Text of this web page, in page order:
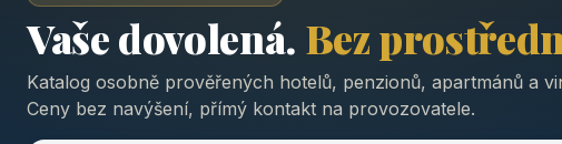
Vaše dovolená. Bez
Katalog osobně prověřených hotelů, penzionů, apartmánů a
Ceny bez navýšení, přímý kontakt na provozovatele.